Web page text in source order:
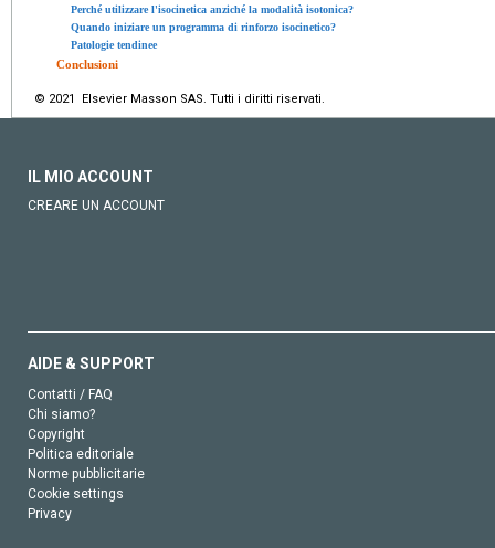
Perché utilizzare l'isocinetica anziché la modalità isotonica?
Quando iniziare un programma di rinforzo isocinetico?
Patologie tendinee
Conclusioni
© 2021 Elsevier Masson SAS. Tutti i diritti riservati.
IL MIO ACCOUNT
CREARE UN ACCOUNT
AIDE & SUPPORT
Contatti / FAQ
Chi siamo?
Copyright
Politica editoriale
Norme pubblicitarie
Cookie settings
Privacy